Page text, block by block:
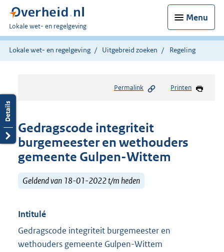
Menu
U
bent
hier:
Lokale wet- en regelgeving
Lokale wet- en regelgeving Uitgebreid zoeken Regeling
Permalink Printen
Gedragscode integriteit
burgemeester en wethouders
gemeente Gulpen-Wittem
Geldend van 18-01-2022 t/m heden
Intitulé
Gedragscode integriteit burgemeester en
wethouders gemeente Gulpen-Wittem